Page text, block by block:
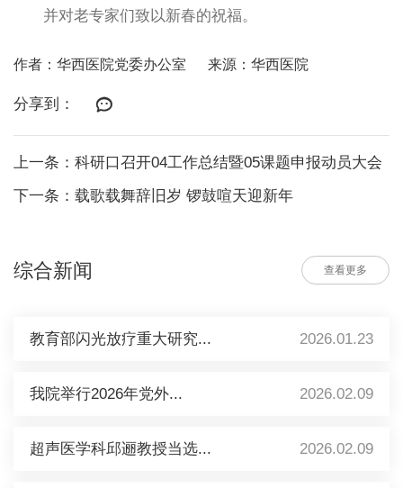
并对老专家们致以新春的祝福。
作者：华西医院党委办公室 来源：华西医院
分享到：
上一条：科研口召开04工作总结暨05课题申报动员大会
下一条：载歌载舞辞旧岁 锣鼓喧天迎新年
综合新闻 查看更多
教育部闪光放疗重大研究... 2026.01.23
我院举行2026年党外... 2026.02.09
超声医学科邱逦教授当选... 2026.02.09